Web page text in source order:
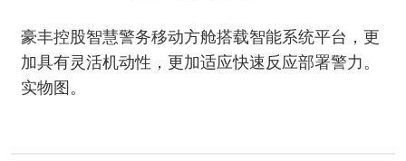
豪丰控股智慧警务移动方舱搭载智能系统平台，更
加具有灵活机动性，更加适应快速反应部署警力。
实物图。